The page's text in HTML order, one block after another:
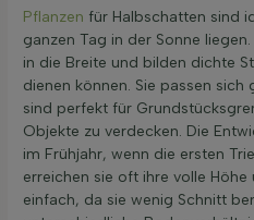
Pflanzen für Halbschatten sind
ganzen Tag in der Sonne
in die Breite und bilden dichte
dienen können. Sie passen
sind perfekt für
Objekte zu verdecken. Die
im Frühjahr, wenn die ersten
erreichen sie oft ihre volle
einfach, da sie wenig Schnitt